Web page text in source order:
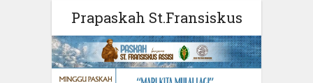
Prapaskah St.Fransiskus